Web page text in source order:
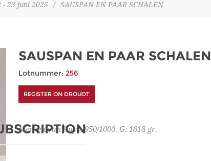
- 23 juni 2025 / SAUSPAN EN PAAR SCHALEN
SAUSPAN EN PAAR SCHALEN
Lotnummer: 256
REGISTER ON DROUOT
Merken van Ruys. 950/1000. G: 1818 gr.